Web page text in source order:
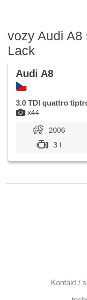
vozy Audi A8
Lack
x44
Audi A8
3.0 TDI quattro
2006
3 l
Kontakt /